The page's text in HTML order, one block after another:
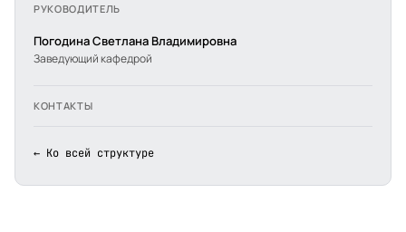
РУКОВОДИТЕЛЬ
Погодина Светлана Владимировна
Заведующий кафедрой
КОНТАКТЫ
← Ко всей структуре